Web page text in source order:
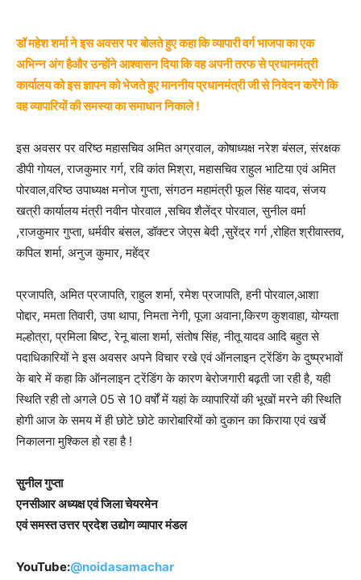
डॉ महेश शर्मा ने इस अवसर पर बोलते हुए कहा कि व्यापारी वर्ग भाजपा का एक
अभिन्न अंग हैऔर उन्होंने आश्वासन दिया कि वह अपनी तरफ से प्रधानमंत्री
कार्यालय को इस ज्ञापन को भेजते हुए माननीय प्रधानमंत्री जी से निवेदन करेंगे कि
वह व्यापारियों की समस्या का समाधान निकाले !
इस अवसर पर वरिष्ठ महासचिव अमित अग्रवाल, कोषाध्यक्ष नरेश बंसल, संरक्षक
डीपी गोयल, राजकुमार गर्ग, रवि कांत मिश्रा, महासचिव राहुल भाटिया एवं अमित
पोरवाल,वरिष्ठ उपाध्यक्ष मनोज गुप्ता, संगठन महामंत्री फूल सिंह यादव, संजय
खत्री कार्यालय मंत्री नवीन पोरवाल ,सचिव शैलेंद्र पोरवाल, सुनील वर्मा
,राजकुमार गुप्ता, धर्मवीर बंसल, डॉक्टर जेएस बेदी ,सुरेंद्र गर्ग ,रोहित श्रीवास्तव,
कपिल शर्मा, अनुज कुमार, महेंद्र
प्रजापति, अमित प्रजापति, राहुल शर्मा, रमेश प्रजापति, हनी पोरवाल,आशा
पोद्दार, ममता तिवारी, उषा थापा, निमता नेगी, पूजा अवाना,किरण कुशवाहा, योग्यता
मल्होत्रा, प्रमिला बिष्ट, रेनू बाला शर्मा, संतोष सिंह, नीतू यादव आदि बहुत से
पदाधिकारियों ने इस अवसर अपने विचार रखे एवं ऑनलाइन ट्रेंडिंग के दुष्प्रभावों
के बारे में कहा कि ऑनलाइन ट्रेंडिंग के कारण बेरोजगारी बढ़ती जा रही है, यही
स्थिति रही तो अगले 05 से 10 वर्षों में यहां के व्यापारियों की भूखों मरने की स्थिति
होगी आज के समय में ही छोटे छोटे कारोबारियों को दुकान का किराया एवं खर्चे
निकालना मुश्किल हो रहा है !
सुनील गुप्ता
एनसीआर अध्यक्ष एवं जिला चेयरमेन
एवं समस्त उत्तर प्रदेश उद्योग व्यापार मंडल
YouTube:@noidasamachar